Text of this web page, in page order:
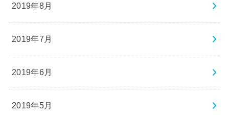
2019年8月
2019年7月
2019年6月
2019年5月